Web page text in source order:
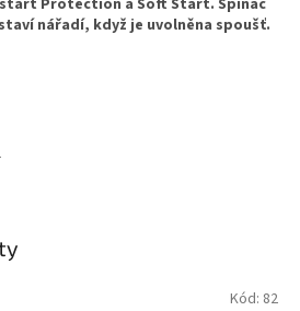
Protection a Soft Start. Spínač
nářadí, když je uvolněna spoušť.
Kód: 82